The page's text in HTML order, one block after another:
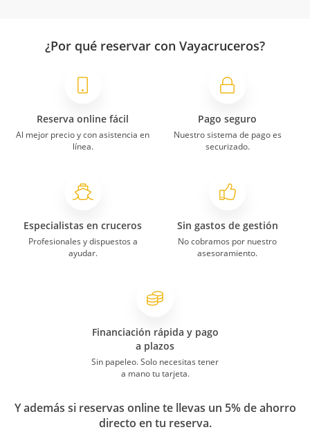
¿Por qué reservar con Vayacruceros?
Reserva online fácil
Al mejor precio y con asistencia en
línea.
Pago seguro
Nuestro sistema de pago es
securizado.
Especialistas en cruceros
Profesionales y dispuestos a
ayudar.
Sin gastos de gestión
No cobramos por nuestro
asesoramiento.
Financiación rápida y pago
a plazos
Sin papeleo. Solo necesitas tener
a mano tu tarjeta.
Y además si reservas online te llevas un 5% de ahorro
directo en tu reserva.